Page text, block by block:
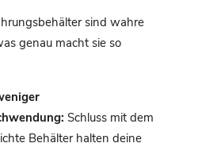
sind wahre
genau macht sie so
Schluss mit dem
Behälter halten deine